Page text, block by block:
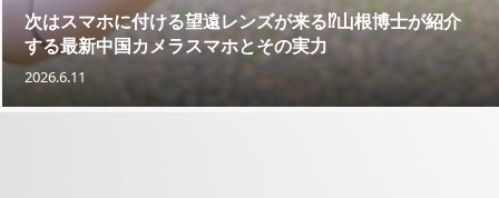
次はスマホに付ける望遠レンズが来る⁉山根博士が紹介
する最新中国カメラスマホとその実力
2026.6.11